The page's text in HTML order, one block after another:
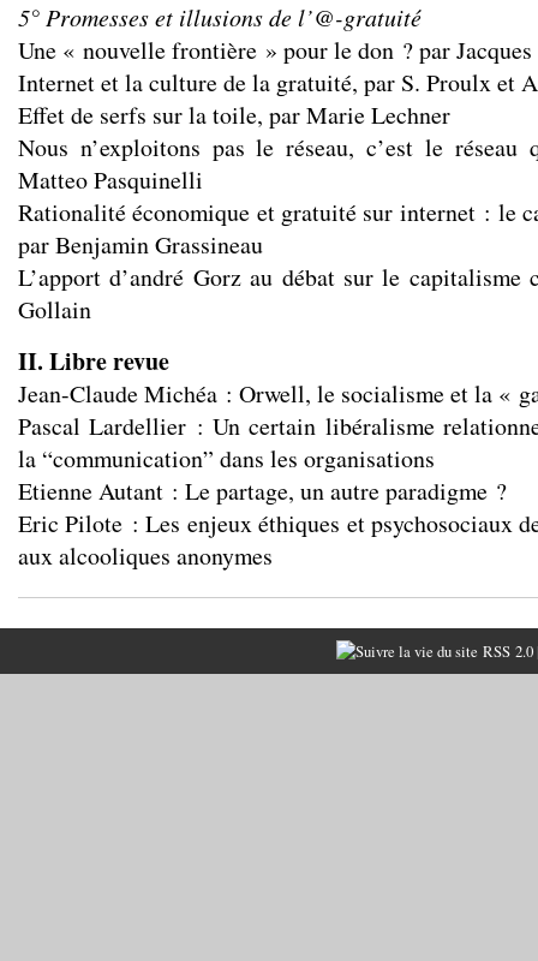
5° Promesses et illusions de l’@-gratuité
Une « nouvelle frontière » pour le don ? par
Internet et la culture de la gratuité, par S. Proulx et
Effet de serfs sur la toile, par Marie Lechner
Nous n’exploitons pas le réseau, c’est le
Matteo Pasquinelli
Rationalité économique et gratuité sur internet : le
par Benjamin Grassineau
L’apport d’andré Gorz au débat sur le
Gollain
II. Libre revue
Jean-Claude Michéa : Orwell, le socialisme et la «
Pascal Lardellier : Un certain libéralisme
la “communication” dans les organisations
Etienne Autant : Le partage, un autre paradigme ?
Eric Pilote : Les enjeux éthiques et psychosociaux
aux alcooliques anonymes
RSS 2.0